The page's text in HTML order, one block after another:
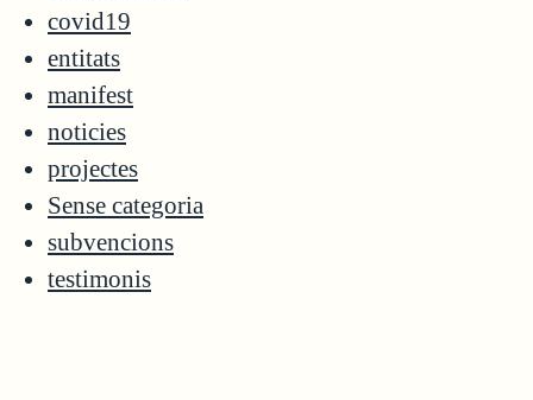
covid19
entitats
manifest
noticies
projectes
Sense categoria
subvencions
testimonis